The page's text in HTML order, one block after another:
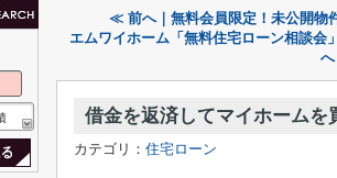
≪ 前へ｜無料会員限定！未公開物
エムワイホーム「無料住宅ローン相談会
借金を返済してマイホームを
カテゴリ： 住宅ローン